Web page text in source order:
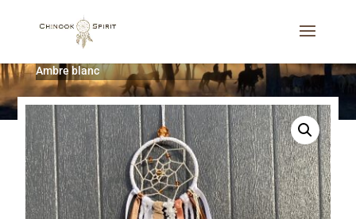
Attrape-rêves
Ambre blanc